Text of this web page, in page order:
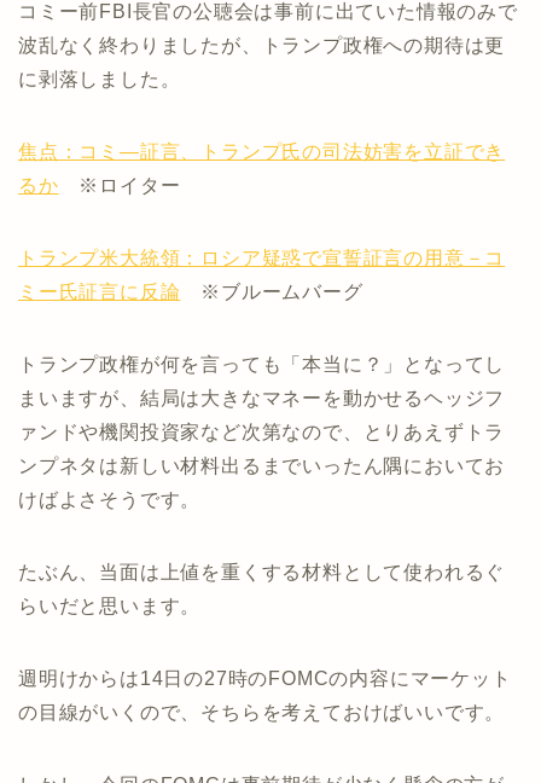
コミー前FBI長官の公聴会は事前に出ていた情報のみで
波乱なく終わりましたが、トランプ政権への期待は更
に剥落しました。
焦点：コミ―証言、トランプ氏の司法妨害を立証でき
るか ※ロイター
トランプ米大統領：ロシア疑惑で宣誓証言の用意－コ
ミー氏証言に反論 ※ブルームバーグ
トランプ政権が何を言っても「本当に？」となってし
まいますが、結局は大きなマネーを動かせるヘッジフ
ァンドや機関投資家など次第なので、とりあえずトラ
ンプネタは新しい材料出るまでいったん隅においてお
けばよさそうです。
たぶん、当面は上値を重くする材料として使われるぐ
らいだと思います。
週明けからは14日の27時のFOMCの内容にマーケット
の目線がいくので、そちらを考えておけばいいです。